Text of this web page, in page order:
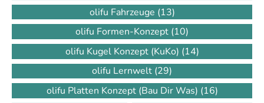
olifu Fahrzeuge (13)
olifu Formen-Konzept (10)
olifu Kugel Konzept (KuKo) (14)
olifu Lernwelt (29)
olifu Platten Konzept (Bau Dir Was) (16)